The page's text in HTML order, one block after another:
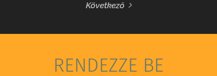
Következő
RENDEZZE BE